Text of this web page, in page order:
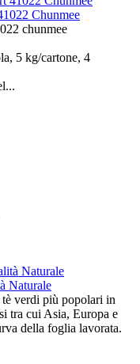
Chunmee
chunmee
5 kg/cartone, 4
Naturale
verdi più popolari in
tra cui Asia, Europa e
della foglia lavorata.